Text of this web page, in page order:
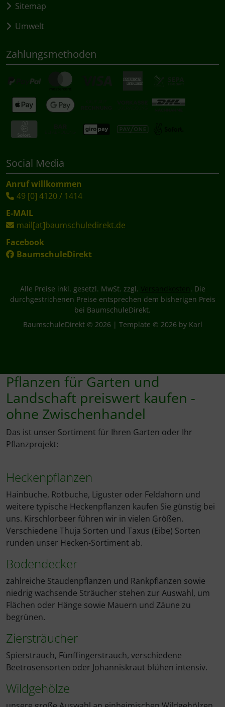
Sitemap
Umwelt
Zahlungsmethoden
Social Media
Anruf willkommen
49 [0] 4120 / 1414
E-MAIL
mail[at]baumschuledirekt.de
Facebook
BaumschuleDirekt
Alle Preise inkl. gesetzl. MwSt. zzgl. Versandkosten. Die
durchgestrichenen Preise entsprechen dem bisherigen Preis
bei BaumschuleDirekt.
BaumschuleDirekt © 2026 | Template © 2026 by Karl
Pflanzen für Garten und
Landschaft preiswert kaufen -
ohne Zwischenhandel
Das ist unser Sortiment für Ihren Garten oder Ihr
Pflanzprojekt:
Heckenpflanzen
Hainbuche, Rotbuche, Liguster oder Feldahorn und
weitere typische Heckenpflanzen kaufen Sie günstig bei
uns. Kirschlorbeer führen wir in vielen Größen.
Verschiedene Thuja Sorten und Taxus (Eibe) Sorten
runden unser Hecken-Sortiment ab.
Bodendecker
zahlreiche Staudenpflanzen und Rankpflanzen sowie
niedrig wachsende Sträucher stehen zur Auswahl, um
Flächen oder Hänge sowie Mauern und Zäune zu
begrünen.
Ziersträucher
Spierstrauch, Fünffingerstrauch, verschiedene
Beetrosensorten oder Johanniskraut blühen intensiv.
Wildgehölze